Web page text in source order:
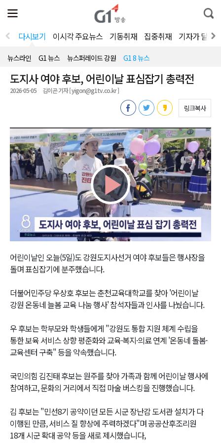
전
체
뉴
열
통
합
색
다시보기 이시각 주요뉴스 기동취재 집중취재 기자가 달려
뉴스라인 G1 뉴스 뉴스퍼레이드 강원 G1 8 뉴스
도지사 여야 후보, 어린이날 표심잡기 총력전
2026-05-05 김이곤 기자 [ yigon@g1tv.co.kr ]
링크복사
Play
Video
어린이날인 오늘(5일)도 강원도지사선거 여야 후보들은 행사장을
돌며 표심잡기에 분주했습니다.
더불어민주당 우상호 후보는 춘천교육대학교를 찾아 '어린이날
강원 온동네 늘봄 교육 나눔 행사' 참석자들과 인사를 나눴습니다.
우 후보는 학부모와 학생들에게 "강원도 통합 지원 체계 수립을
통한 보육 서비스 상향 평준화와 교육·복지·의료 연계 '온동네 돌봄·
교육센터 구축" 등을 약속했습니다.
국민의힘 김진태 후보는 원주를 찾아 가족과 함께 어린이날 행사에
참여하고, 문화의 거리에서 직접 마술 버스킹을 진행했습니다.
김 후보는 "민선8기 공약이던 모든 시군 장난감 도서관 설치가 다
이행된 만큼, 서비스 질 향상에 주력하겠다"며 공공산후조리원
18개 시군 확대 공약 등을 새로 제시했습니다,